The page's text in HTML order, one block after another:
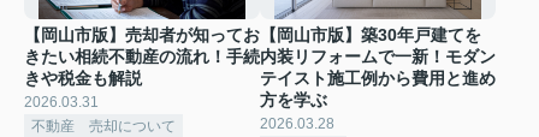
【岡山市版】売却者が知ってお
きたい相続不動産の流れ！手続
きや税金も解説
2026.03.31
不動産 売却について
【岡山市版】築30年戸建てを
内装リフォームで一新！モダン
テイスト施工例から費用と進め
方を学ぶ
2026.03.28